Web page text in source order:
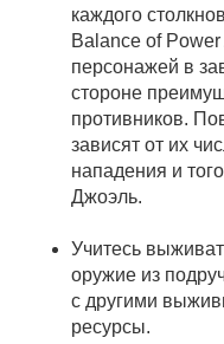
каждого
Balance of Power
персонажей в
стороне
противников.
зависят от их
нападения и
Джоэль.
Учитесь
оружие из
с другими
ресурсы.